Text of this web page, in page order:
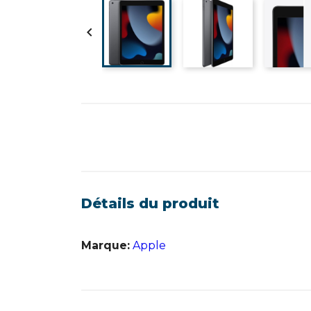

Détails du produit
Marque: Apple